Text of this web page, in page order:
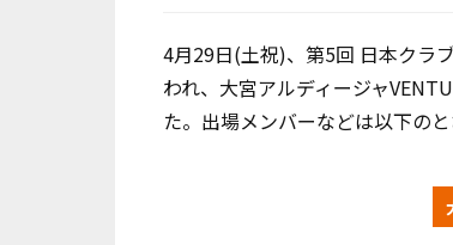
4月29日(土祝)、第5回 日本クラ
われ、大宮アルディージャ
た。出場メンバーなどは以下のと